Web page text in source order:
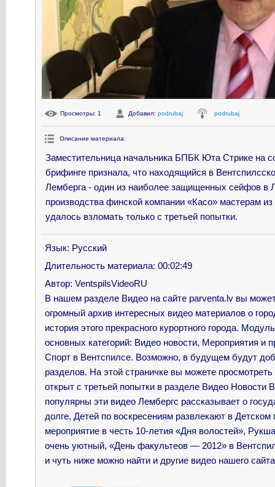
Просмотры: 1 Добавил: podrubaj podrubaj
Описание материала:
Заместительница начальника БПБК Юта Стрике на
брифинге признала, что находящийся в
Лемберга - один из наиболее защищенных сейфов в
производства финской компании «Касо» мастерам
удалось взломать только с третьей попытки.
Язык: Русский
Длительность материала: 00:02:49
Автор: VentspilsVideoRU
В нашем разделе Видео на сайте parventa.lv вы
огромный архив интересных видео материалов о
история этого прекрасного курортного города.
основных категорий: Видео новости, Мероприятия и
Спорт в Вентспилсе. Возможно, в будущем будут
разделов. На этой страничке вы можете
открыт с третьей попытки в разделе Видео Новости
популярны эти видео Лембергс рассказывает о
долге, Детей по воскресениям развлекают в
мероприятие в честь 10-летия «Дня волостей»,
очень уютный, «День факультеов — 2012» в
и чуть ниже можно найти и другие видео нашего